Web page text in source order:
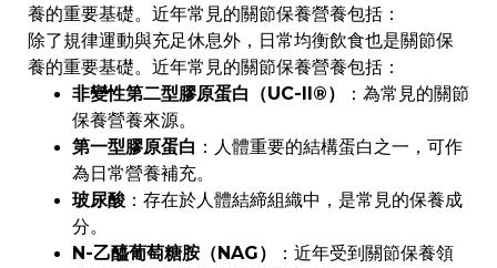
養的重要基礎。近年常見的關節保養營養包括：
除了規律運動與充足休息外，日常均衡飲食也是關節保
養的重要基礎。近年常見的關節保養營養包括：
非變性第二型膠原蛋白（UC-II®）
：為常見的關節
保養營養來源。
第一型膠原蛋白 ：人體重要的結構蛋白之一，可作
為日常營養補充。
玻尿酸 ：存在於人體結締組織中，是常見的保養成
分。
N-乙醯葡萄糖胺（NAG）
：近年受到關節保養領